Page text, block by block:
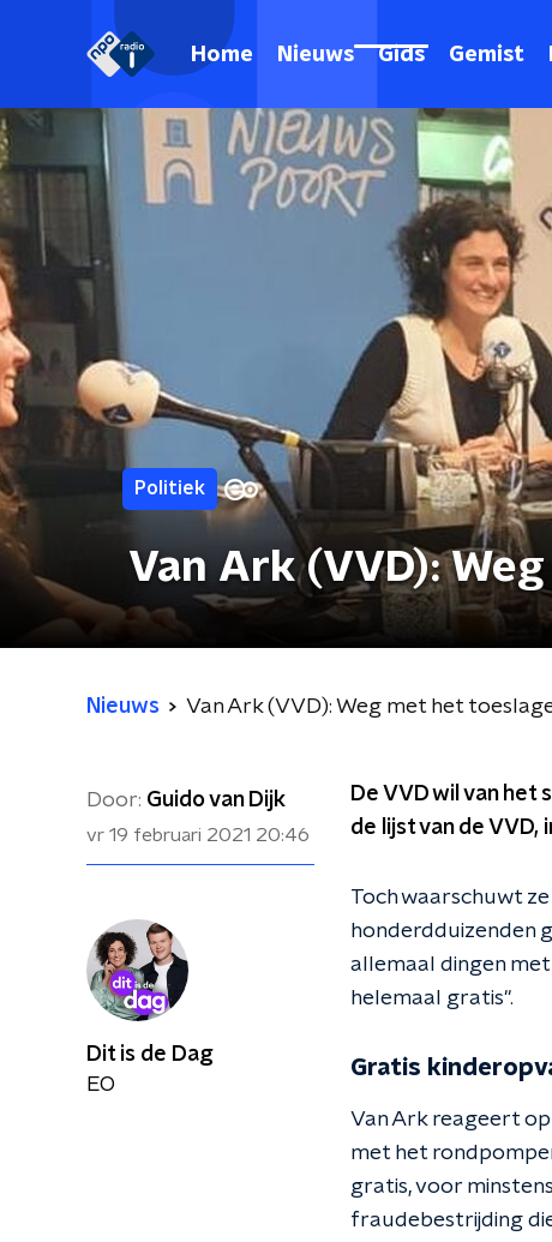
Home Nieuws Gids Gemist
Politiek
Van Ark (VVD):
Nieuws Van Ark (VVD): Weg met het
Door: Guido van Dijk
vr 19 februari 2021 20:46
De VVD wil van
de lijst van de VVD,
Toch waarschuwt
honderdduizenden
allemaal dingen
helemaal gratis".
Gratis
Van Ark reageert
met het
gratis, voor
fraudebestrijding
Dit is de Dag
EO